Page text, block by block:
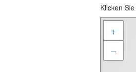
Klicken
+
–